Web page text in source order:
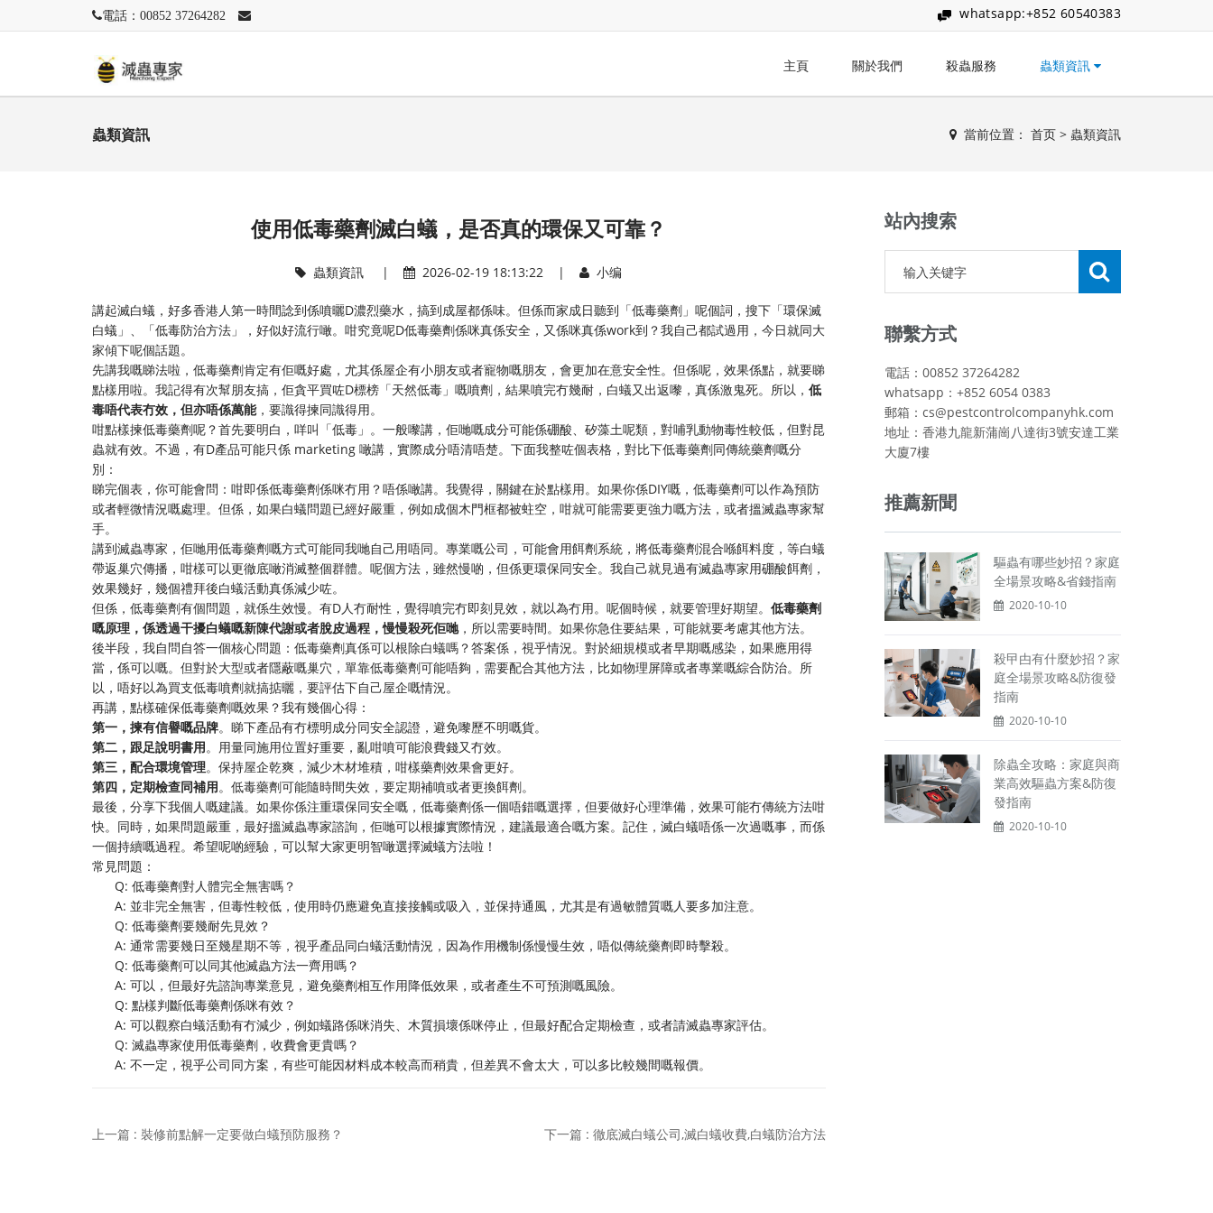
電話：00852 37264282 whatsapp:+852 60540383
主頁 關於我們 殺蟲服務 蟲類資訊
蟲類資訊 當前位置： 首页 > 蟲類資訊
使用低毒藥劑滅白蟻，是否真的環保又可靠？
蟲類資訊 | 2026-02-19 18:13:22 | 小编
講起滅白蟻，好多香港人第一時間諗到係噴曬D濃烈藥水，搞到成屋都係味。但係而家成日聽到「低毒藥劑」呢個詞，搜下「環保滅
白蟻」、「低毒防治方法」，好似好流行噉。咁究竟呢D低毒藥劑係咪真係安全，又係咪真係work到？我自己都試過用，今日就同大
家傾下呢個話題。
先講我嘅睇法啦，低毒藥劑肯定有佢嘅好處，尤其係屋企有小朋友或者寵物嘅朋友，會更加在意安全性。但係呢，效果係點，就要睇
點樣用啦。我記得有次幫朋友搞，佢貪平買咗D標榜「天然低毒」嘅噴劑，結果噴完冇幾耐，白蟻又出返嚟，真係激鬼死。所以， 低
毒唔代表冇效，但亦唔係萬能，要識得揀同識得用。
咁點樣揀低毒藥劑呢？首先要明白，咩叫「低毒」。一般嚟講，佢哋嘅成分可能係硼酸、矽藻土呢類，對哺乳動物毒性較低，但對昆
蟲就有效。不過，有D產品可能只係 marketing 噉講，實際成分唔清唔楚。下面我整咗個表格，對比下低毒藥劑同傳統藥劑嘅分
別：
睇完個表，你可能會問：咁即係低毒藥劑係咪冇用？唔係噉講。我覺得，關鍵在於點樣用。如果你係DIY嘅，低毒藥劑可以作為預防
或者輕微情況嘅處理。但係，如果白蟻問題已經好嚴重，例如成個木門框都被蛀空，咁就可能需要更強力嘅方法，或者搵滅蟲專家幫
手。
講到滅蟲專家，佢哋用低毒藥劑嘅方式可能同我哋自己用唔同。專業嘅公司，可能會用餌劑系統，將低毒藥劑混合喺餌料度，等白蟻
帶返巢穴傳播，咁樣可以更徹底噉消滅整個群體。呢個方法，雖然慢啲，但係更環保同安全。我自己就見過有滅蟲專家用硼酸餌劑，
效果幾好，幾個禮拜後白蟻活動真係減少咗。
但係，低毒藥劑有個問題，就係生效慢。有D人冇耐性，覺得噴完冇即刻見效，就以為冇用。呢個時候，就要管理好期望。 低毒藥劑
嘅原理，係透過干擾白蟻嘅新陳代謝或者脫皮過程，慢慢殺死佢哋，所以需要時間。如果你急住要結果，可能就要考慮其他方法。
後半段，我自問自答一個核心問題：低毒藥劑真係可以根除白蟻嗎？答案係，視乎情況。對於細規模或者早期嘅感染，如果應用得
當，係可以嘅。但對於大型或者隱蔽嘅巢穴，單靠低毒藥劑可能唔夠，需要配合其他方法，比如物理屏障或者專業嘅綜合防治。所
以，唔好以為買支低毒噴劑就搞掂曬，要評估下自己屋企嘅情況。
再講，點樣確保低毒藥劑嘅效果？我有幾個心得：
第一，揀有信譽嘅品牌。睇下產品有冇標明成分同安全認證，避免嚟歷不明嘅貨。
第二，跟足說明書用。用量同施用位置好重要，亂咁噴可能浪費錢又冇效。
第三，配合環境管理。保持屋企乾爽，減少木材堆積，咁樣藥劑效果會更好。
第四，定期檢查同補用。低毒藥劑可能隨時間失效，要定期補噴或者更換餌劑。
最後，分享下我個人嘅建議。如果你係注重環保同安全嘅，低毒藥劑係一個唔錯嘅選擇，但要做好心理準備，效果可能冇傳統方法咁
快。同時，如果問題嚴重，最好搵滅蟲專家諮詢，佢哋可以根據實際情況，建議最適合嘅方案。記住，滅白蟻唔係一次過嘅事，而係
一個持續嘅過程。希望呢啲經驗，可以幫大家更明智噉選擇滅蟻方法啦！
常見問題：
Q: 低毒藥劑對人體完全無害嗎？
A: 並非完全無害，但毒性較低，使用時仍應避免直接接觸或吸入，並保持通風，尤其是有過敏體質嘅人要多加注意。
Q: 低毒藥劑要幾耐先見效？
A: 通常需要幾日至幾星期不等，視乎產品同白蟻活動情況，因為作用機制係慢慢生效，唔似傳統藥劑即時擊殺。
Q: 低毒藥劑可以同其他滅蟲方法一齊用嗎？
A: 可以，但最好先諮詢專業意見，避免藥劑相互作用降低效果，或者產生不可預測嘅風險。
Q: 點樣判斷低毒藥劑係咪有效？
A: 可以觀察白蟻活動有冇減少，例如蟻路係咪消失、木質損壞係咪停止，但最好配合定期檢查，或者請滅蟲專家評估。
Q: 滅蟲專家使用低毒藥劑，收費會更貴嗎？
A: 不一定，視乎公司同方案，有些可能因材料成本較高而稍貴，但差異不會太大，可以多比較幾間嘅報價。
上一篇 : 裝修前點解一定要做白蟻預防服務？ 下一篇 : 徹底滅白蟻公司,滅白蟻收費,白蟻防治方法
站內搜索
聯繫方式
電話：00852 37264282
whatsapp：+852 6054 0383
郵箱：cs@pestcontrolcompanyhk.com
地址：香港九龍新蒲崗八達街3號安達工業
大廈7樓
推薦新聞
驅蟲有哪些妙招？家庭
全場景攻略&省錢指南
2020-10-10
殺曱甴有什麼妙招？家
庭全場景攻略&防復發
指南
2020-10-10
除蟲全攻略：家庭與商
業高效驅蟲方案&防復
發指南
2020-10-10